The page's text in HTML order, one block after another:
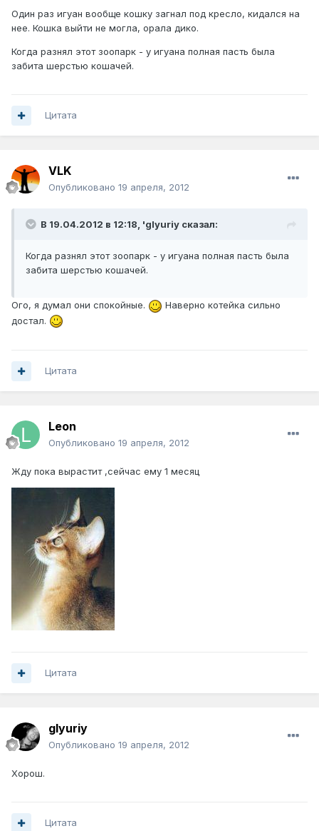
Один раз игуан вообще кошку загнал под кресло, кидался на
нее. Кошка выйти не могла, орала дико.
Когда разнял этот зоопарк - у игуана полная пасть была
забита шерстью кошачей.
Цитата
VLK
Опубликовано 19 апреля, 2012
В 19.04.2012 в 12:18, 'glyuriy сказал:
Когда разнял этот зоопарк - у игуана полная пасть была
забита шерстью кошачей.
Ого, я думал они спокойные.
Наверно котейка сильно
достал.
Цитата
Leon
Опубликовано 19 апреля, 2012
Жду пока вырастит ,сейчас ему 1 месяц
Цитата
glyuriy
Опубликовано 19 апреля, 2012
Хорош.
Цитата